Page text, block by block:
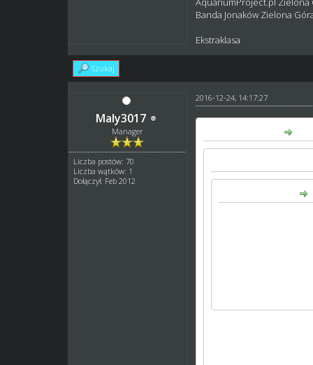
Banda Jonaków Zielona
Ekstraklasa
Szukaj
Maly3017
Manager
Liczba postów: 70
Liczba wątków: 1
Dołączył: Feb 2012
2016-12-24, 14:17:27